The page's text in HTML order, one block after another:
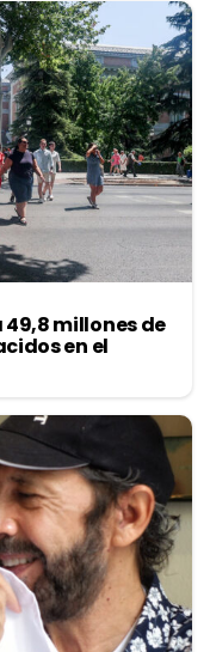
49,8 millones de
en el